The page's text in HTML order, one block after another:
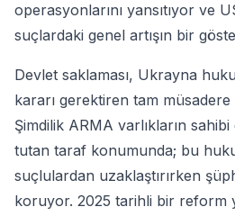
operasyonlarını yansıtıyor ve
suçlardaki genel artışın bir
Devlet saklaması, Ukrayna
kararı gerektiren tam müsadere
Şimdilik ARMA varlıkların
tutan taraf konumunda; bu
suçlulardan uzaklaştırırken
koruyor. 2025 tarihli bir reform